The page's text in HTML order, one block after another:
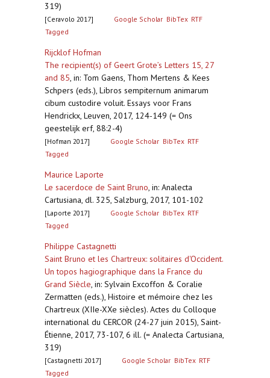
319)
[Ceravolo 2017] Google Scholar BibTex RTF
Tagged
Rijcklof Hofman
The recipient(s) of Geert Grote’s Letters 15, 27
and 85, in: Tom Gaens, Thom Mertens & Kees
Schpers (eds.), Libros sempiternum animarum
cibum custodire voluit. Essays voor Frans
Hendrickx, Leuven, 2017, 124-149 (= Ons
geestelijk erf, 88:2-4)
[Hofman 2017] Google Scholar BibTex RTF
Tagged
Maurice Laporte
Le sacerdoce de Saint Bruno, in: Analecta
Cartusiana, dl. 325, Salzburg, 2017, 101-102
[Laporte 2017] Google Scholar BibTex RTF
Tagged
Philippe Castagnetti
Saint Bruno et les Chartreux: solitaires d'Occident.
Un topos hagiographique dans la France du
Grand Siècle, in: Sylvain Excoffon & Coralie
Zermatten (eds.), Histoire et mémoire chez les
Chartreux (XIIe-XXe siècles). Actes du Colloque
international du CERCOR (24-27 juin 2015), Saint-
Étienne, 2017, 73-107, 6 ill. (= Analecta Cartusiana,
319)
[Castagnetti 2017] Google Scholar BibTex RTF
Tagged